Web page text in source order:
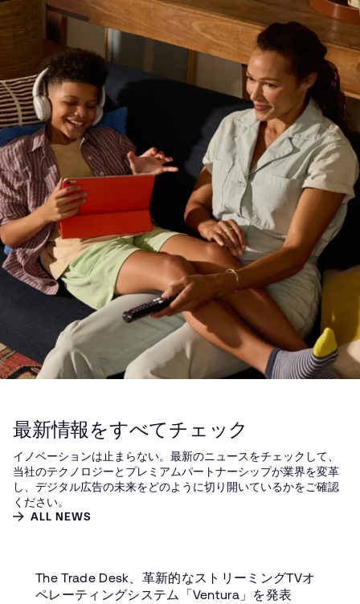
最新情報をすべてチェック
イノベーションは止まらない。最新のニュースをチェックして、
当社のテクノロジーとプレミアムパートナーシップが業界を変革
し、デジタル広告の未来をどのように切り開いているかをご確認
ください。
ALL NEWS
The Trade Desk、革新的なストリーミングTVオ
ペレーティングシステム「Ventura」を発表